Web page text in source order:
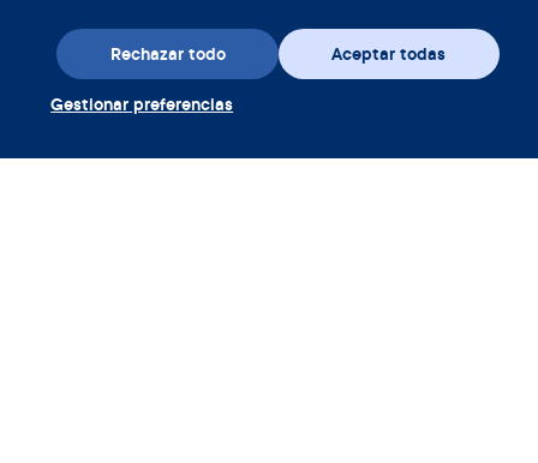
Aceptar todas
Rechazar todo
Gestionar preferencias